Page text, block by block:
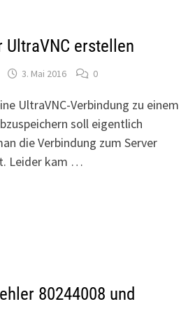
erstellen
3. Mai 2016 0
UltraVNC-Verbindung zu einem
soll eigentlich
die Verbindung zum Server
Leider kam …
80244008 und